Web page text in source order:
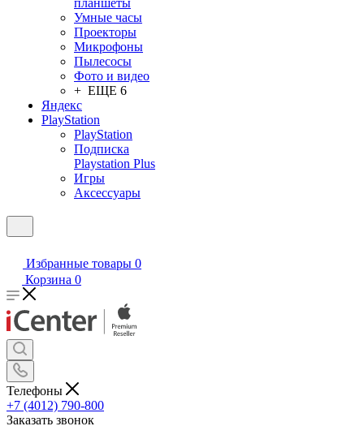
планшеты
Умные часы
Проекторы
Микрофоны
Пылесосы
Фото и видео
+ ЕЩЕ 6
Яндекс
PlayStation
PlayStation
Подписка
Playstation Plus
Игры
Аксессуары
Избранные товары 0
Корзина 0
Телефоны
+7 (4012) 790-800
Заказать звонок